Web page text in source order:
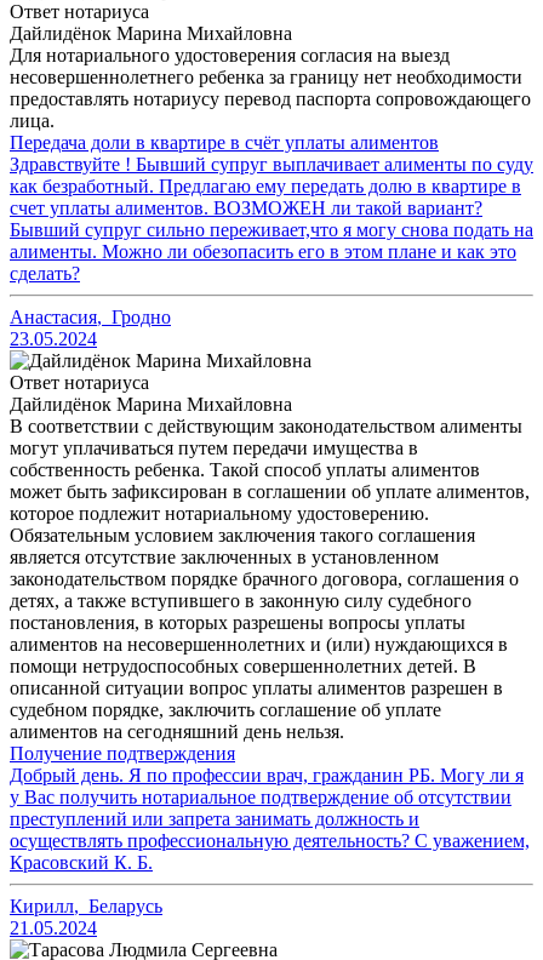
Ответ нотариуса
Дайлидёнок Марина Михайловна
Для нотариального удостоверения согласия на выезд
несовершеннолетнего ребенка за границу нет необходимости
предоставлять нотариусу перевод паспорта сопровождающего
лица.
Передача доли в квартире в счёт уплаты алиментов
Здравствуйте ! Бывший супруг выплачивает алименты по суду
как безработный. Предлагаю ему передать долю в квартире в
счет уплаты алиментов. ВОЗМОЖЕН ли такой вариант?
Бывший супруг сильно переживает,что я могу снова подать на
алименты. Можно ли обезопасить его в этом плане и как это
сделать?
Анастасия, Гродно
23.05.2024
Ответ нотариуса
Дайлидёнок Марина Михайловна
В соответствии с действующим законодательством алименты
могут уплачиваться путем передачи имущества в
собственность ребенка. Такой способ уплаты алиментов
может быть зафиксирован в соглашении об уплате алиментов,
которое подлежит нотариальному удостоверению.
Обязательным условием заключения такого соглашения
является отсутствие заключенных в установленном
законодательством порядке брачного договора, соглашения о
детях, а также вступившего в законную силу судебного
постановления, в которых разрешены вопросы уплаты
алиментов на несовершеннолетних и (или) нуждающихся в
помощи нетрудоспособных совершеннолетних детей. В
описанной ситуации вопрос уплаты алиментов разрешен в
судебном порядке, заключить соглашение об уплате
алиментов на сегодняшний день нельзя.
Получение подтверждения
Добрый день. Я по профессии врач, гражданин РБ. Могу ли я
у Вас получить нотариальное подтверждение об отсутствии
преступлений или запрета занимать должность и
осуществлять профессиональную деятельность? С уважением,
Красовский К. Б.
Кирилл, Беларусь
21.05.2024